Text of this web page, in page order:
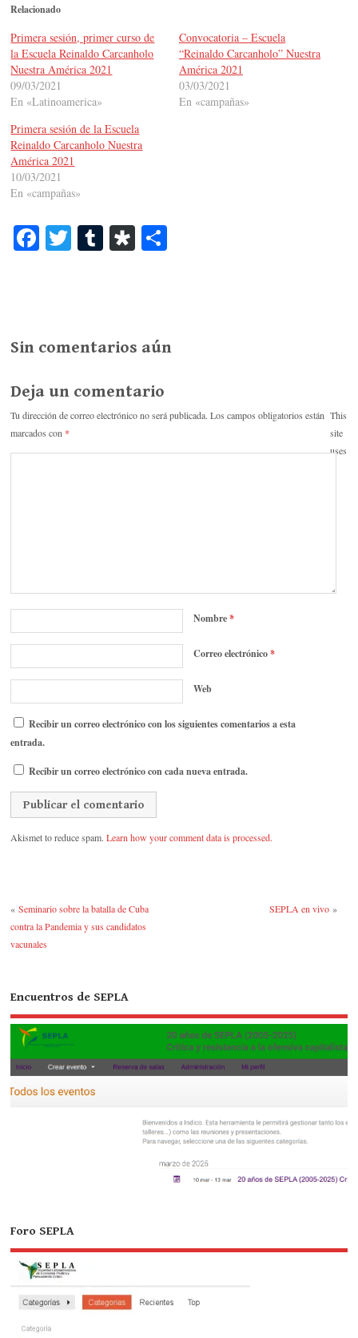
Relacionado
Primera sesión, primer curso de
la Escuela Reinaldo Carcanholo
Nuestra América 2021
09/03/2021
En «Latinoamerica»
Convocatoria – Escuela
“Reinaldo Carcanholo” Nuestra
América 2021
03/03/2021
En «campañas»
Primera sesión de la Escuela
Reinaldo Carcanholo Nuestra
América 2021
10/03/2021
En «campañas»
Fa T T
r
Di
rti
Sin comentarios aún
Deja un comentario
Tu dirección de correo electrónico no será publicada. Los campos obligatorios están
marcados con *
Nombre*
Correo electrónico*
Web
Recibir un correo electrónico con los siguientes comentarios a esta
entrada.
Recibir un correo electrónico con cada nueva entrada.
This
site
uses
Akismet to reduce spam.Learn how your comment data is processed.
«Seminario sobre la batalla de Cuba
contra la Pandemia y sus candidatos
vacunales
SEPLA en vivo»
Encuentros de SEPLA
Foro SEPLA